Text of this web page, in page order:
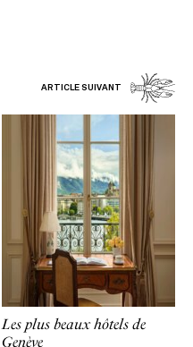
ARTICLE SUIVANT
Les plus beaux hôtels de
Genève